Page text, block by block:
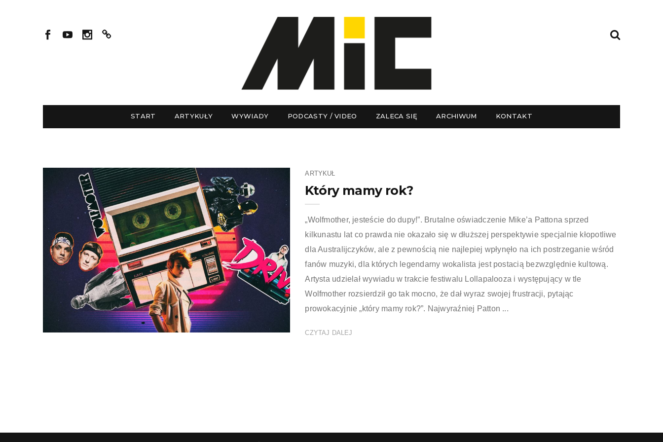
START ARTYKUŁY WYWIADY PODCASTY / VIDEO ZALECA SIĘ ARCHIWUM KONTAKT
ARTYKUŁ
Który mamy rok?
„Wolfmother, jesteście do dupy!”. Brutalne oświadczenie Mike’a Pattona sprzed
kilkunastu lat co prawda nie okazało się w dłuższej perspektywie specjalnie kłopotliwe
dla Australijczyków, ale z pewnością nie najlepiej wpłynęło na ich postrzeganie wśród
fanów muzyki, dla których legendarny wokalista jest postacią bezwzględnie kultową.
Artysta udzielał wywiadu w trakcie festiwalu Lollapalooza i występujący w tle
Wolfmother rozsierdził go tak mocno, że dał wyraz swojej frustracji, pytając
prowokacyjnie „który mamy rok?”. Najwyraźniej Patton ...
CZYTAJ DALEJ